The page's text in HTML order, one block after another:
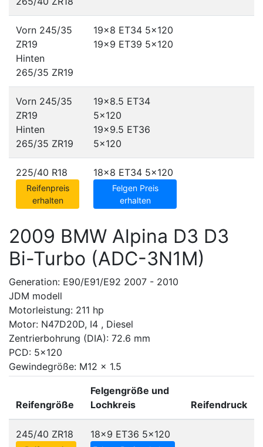
Vorn 245/35
ZR19
Hinten
265/35 ZR19
19x8 ET34 5x120
19x9 ET39 5x120
Vorn 245/35
ZR19
Hinten
265/35 ZR19
19x8.5 ET34
5x120
19x9.5 ET36
5x120
225/40 R18
Reifenpreis
erhalten
18x8 ET34 5x120
Felgen Preis
erhalten
2009 BMW Alpina D3 D3
Bi-Turbo (ADC-3N1M)
Generation: E90/E91/E92 2007 - 2010
JDM modell
Motorleistung: 211 hp
Motor: N47D20D, I4 , Diesel
Zentrierbohrung (DIA): 72.6 mm
PCD: 5x120
Gewindegröße: M12 x 1.5
Reifengröße
Felgengröße und
Lochkreis
Reifendruck
245/40 ZR18 18x9 ET36 5x120